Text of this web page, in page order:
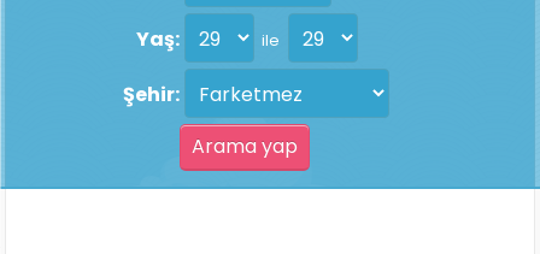
Yaş:
ile
Şehir: